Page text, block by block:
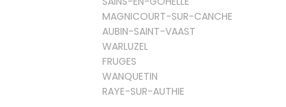
MAGNICOURT-SUR-CANCHE
AUBIN-SAINT-VAAST
WARLUZEL
FRUGES
WANQUETIN
RAYE-SUR-AUTHIE